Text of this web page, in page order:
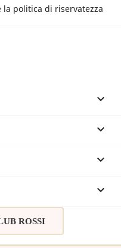
politica di riservatezza




ROSSI